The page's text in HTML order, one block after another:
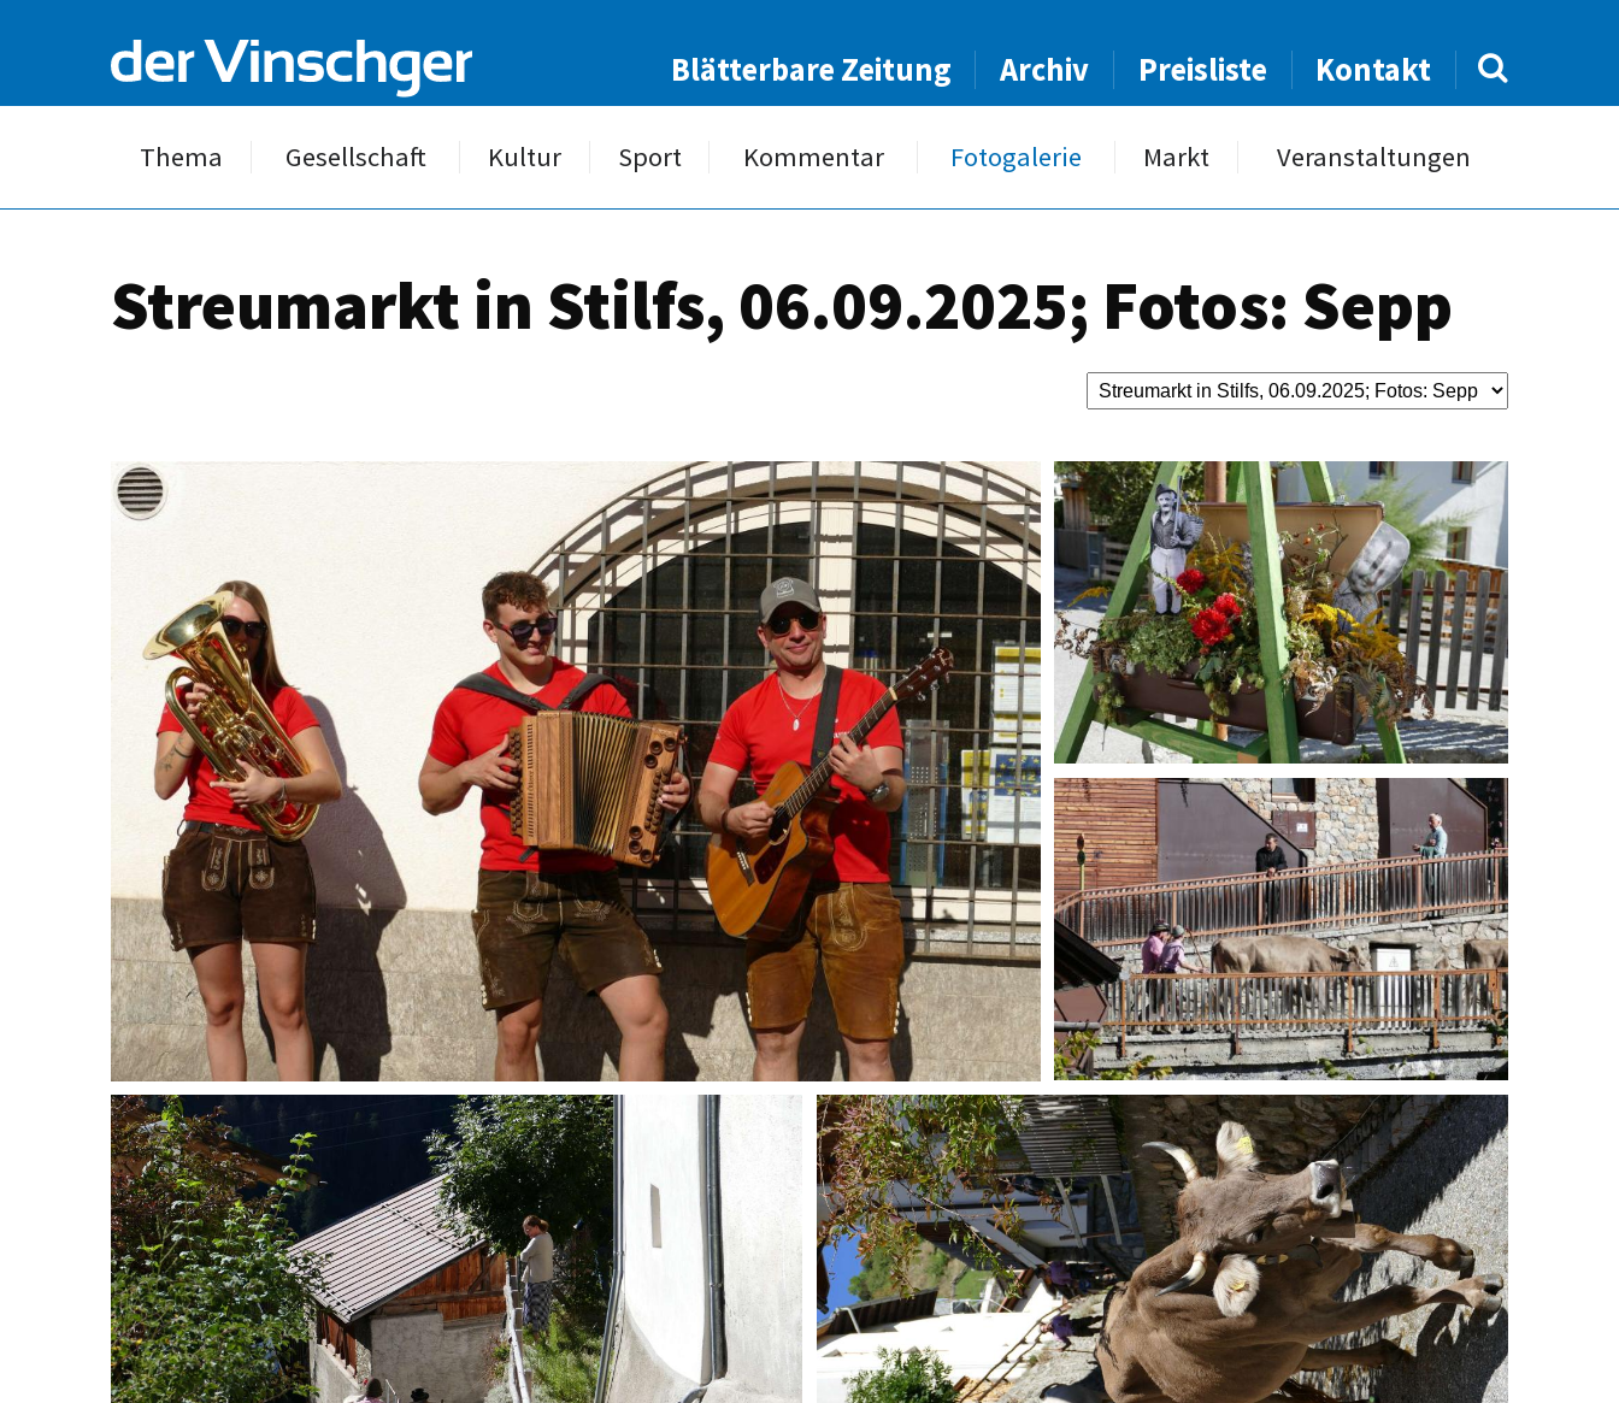
Blätterbare Zeitung Archiv Preisliste Kontakt
Thema Gesellschaft Kultur Sport Kommentar Fotogalerie Markt Veranstaltungen
Streumarkt in Stilfs, 06.09.2025; Fotos: Sepp